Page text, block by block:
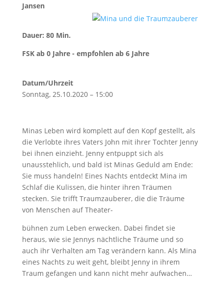
Jansen
Dauer: 80 Min.
FSK ab 0 Jahre - empfohlen ab 6 Jahre
Datum/Uhrzeit
Sonntag, 25.10.2020 – 15:00
Minas Leben wird komplett auf den Kopf gestellt, als
die Verlobte ihres Vaters John mit ihrer Tochter Jenny
bei ihnen einzieht. Jenny entpuppt sich als
unausstehlich, und bald ist Minas Geduld am Ende:
Sie muss handeln! Eines Nachts entdeckt Mina im
Schlaf die Kulissen, die hinter ihren Träumen
stecken. Sie trifft Traumzauberer, die die Träume
von Menschen auf Theater-
bühnen zum Leben erwecken. Dabei findet sie
heraus, wie sie Jennys nächtliche Träume und so
auch ihr Verhalten am Tag verändern kann. Als Mina
eines Nachts zu weit geht, bleibt Jenny in ihrem
Traum gefangen und kann nicht mehr aufwachen…